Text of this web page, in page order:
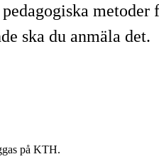
ska du anmäla det.
på KTH.